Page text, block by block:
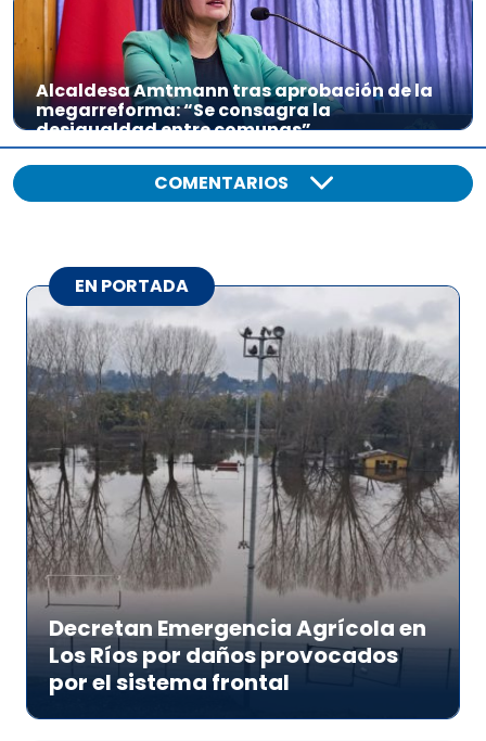
Alcaldesa Amtmann tras aprobación de la
megarreforma: “Se consagra la
desigualdad entre comunas”
COMENTARIOS
EN PORTADA
Decretan Emergencia Agrícola en
Los Ríos por daños provocados
por el sistema frontal